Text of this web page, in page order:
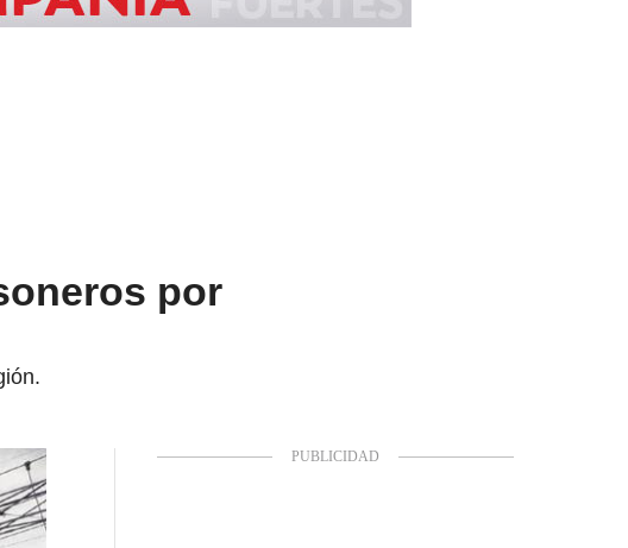
por